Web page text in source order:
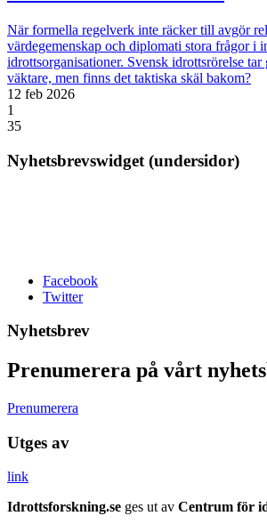
När formella regelverk inte räcker till avgör
värdegemenskap och diplomati stora frågor i
idrottsorganisationer. Svensk idrottsrörelse
väktare, men finns det taktiska skäl bakom?
12 feb 2026
1
35
Nyhetsbrevswidget (undersidor)
Facebook
Twitter
Nyhetsbrev
Prenumerera på vårt
Prenumerera
Utges av
link
Idrottsforskning.se ges ut av Centrum för